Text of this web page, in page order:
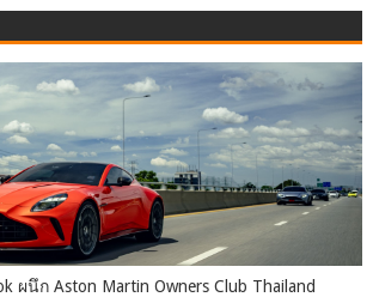
ผนึก Aston Martin Owners Club Thailand